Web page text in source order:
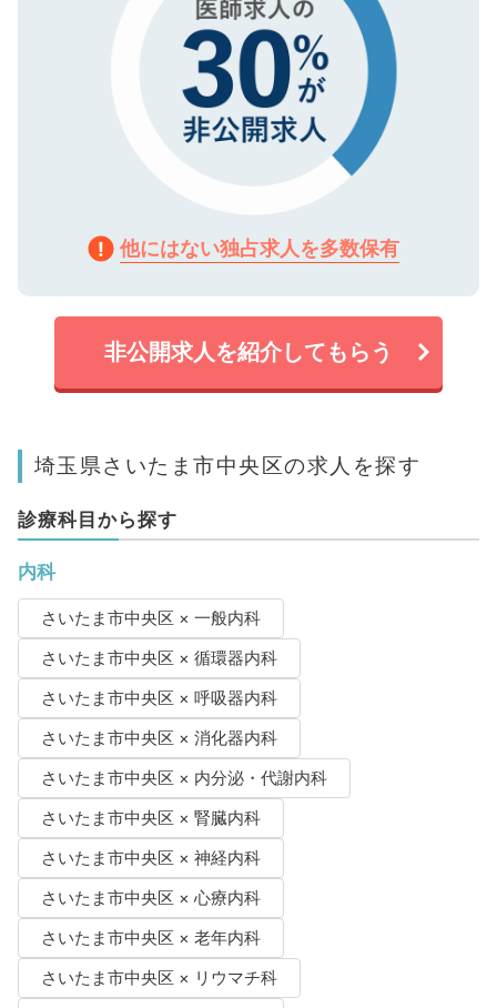
他にはない独占求人を多数保有
非公開求人を紹介してもらう
埼玉県さいたま市中央区の求人を探す
診療科目から探す
内科
さいたま市中央区 × 一般内科
さいたま市中央区 × 循環器内科
さいたま市中央区 × 呼吸器内科
さいたま市中央区 × 消化器内科
さいたま市中央区 × 内分泌・代謝内科
さいたま市中央区 × 腎臓内科
さいたま市中央区 × 神経内科
さいたま市中央区 × 心療内科
さいたま市中央区 × 老年内科
さいたま市中央区 × リウマチ科